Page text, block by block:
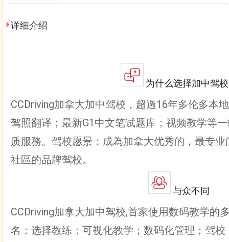
详细介绍
为什么选择加中驾
CCDriving加拿大加中驾校，超過16年多伦多本
驾照翻译；最新G1中文笔试题库；视频教学等
质服務。驾校愿景：成為加拿大优秀的，最专
社區的品牌驾校。
与众不同
CCDriving加拿大加中驾校,首家使用数码教学的
名；选择教练；可视化教学；数码化管理；驾